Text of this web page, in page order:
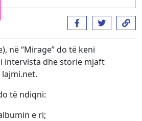
në “Mirage” do të keni
intervista dhe storie mjaft
të ndiqni:
e ri;